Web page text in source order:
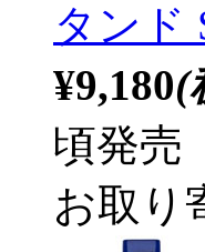
タンド
¥9,180(
頃発売
お取り